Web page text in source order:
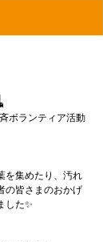
ボランティア活動
を集めたり、汚れ
の皆さまのおかげ
した✨